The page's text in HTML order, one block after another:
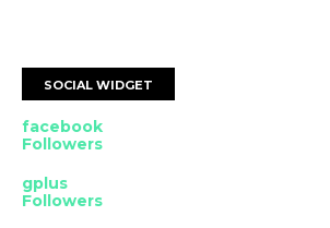
SOCIAL WIDGET
facebook
Followers
gplus
Followers